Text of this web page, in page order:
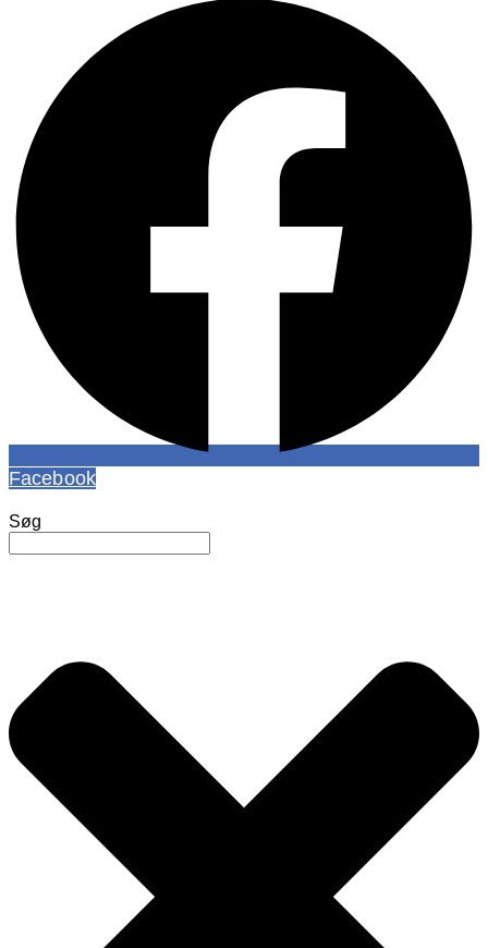
Facebook
Søg